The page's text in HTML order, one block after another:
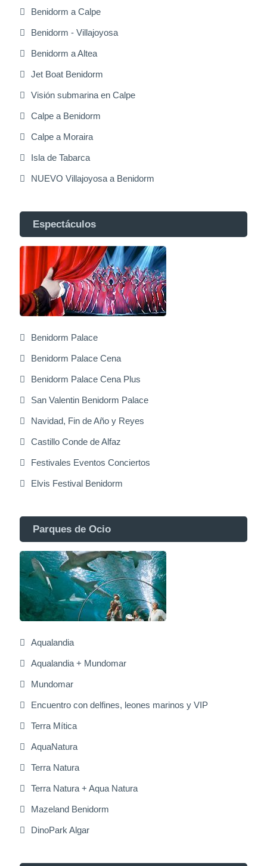
Benidorm a Calpe
Benidorm - Villajoyosa
Benidorm a Altea
Jet Boat Benidorm
Visión submarina en Calpe
Calpe a Benidorm
Calpe a Moraira
Isla de Tabarca
NUEVO Villajoyosa a Benidorm
Espectáculos
Benidorm Palace
Benidorm Palace Cena
Benidorm Palace Cena Plus
San Valentin Benidorm Palace
Navidad, Fin de Año y Reyes
Castillo Conde de Alfaz
Festivales Eventos Conciertos
Elvis Festival Benidorm
Parques de Ocio
Aqualandia
Aqualandia + Mundomar
Mundomar
Encuentro con delfines, leones marinos y VIP
Terra Mítica
AquaNatura
Terra Natura
Terra Natura + Aqua Natura
Mazeland Benidorm
DinoPark Algar